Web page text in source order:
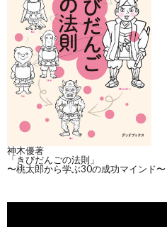
神木優著
「きびだんごの法則」
〜桃太郎から学ぶ30の成功マインド〜